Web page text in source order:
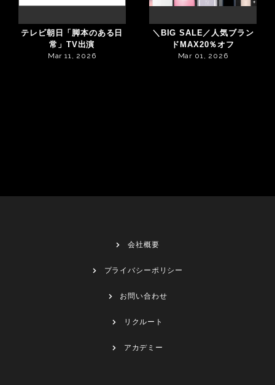
テレビ朝日「脚本のある日
常」TV出演
Mar 11, 2026
＼BIG SALE／人気ブラン
ドMAX20％オフ
Mar 01, 2026
会社概要
プライバシーポリシー
お問い合わせ
リクルート
アカデミー